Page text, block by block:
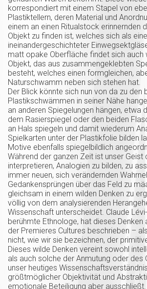
korrespondiert mit einem Stapel von
Plastiktellern, deren Material und
einem an einen Ritualstock erinnernden
Objekt zu finden ist, welches sich als
ineinandergeschichteter
matt opake Oberfläche findet sich auch
Objekt, das aus zusammengeklebten
besteht, welches einen formgleichen,
Naturschwamm neben sich stehen hat.
Der Blick könnte sich nun von da zu den
Plastikschwämmen in seiner Nähe
an anderen Spiegelungen hängen, etwa
dem Rasierspiegel oder den beiden
an Hals spiegeln und damit wiederum
Spielkarten unter der Plastikfolie bilden
Motive ebenfalls spiegelbildlich
Während der ganzen Zeit ist unser Geist
interpretieren, Analogien zu bilden, zu
immer neuen, sich verändernden
Gedankensprüngen über das Feld zu
gleichsam in einem wilden Denken zu
völlig von dem analysierenden
Wissenschaft unterscheidet. Claude
berühmte Ethnologe, hat dieses
der Premieres Cultures beschrieben –
nicht, wie wir sie bezeichnen, der
Dieses wilde Denken vereint sowohl
als auch solche der Anmutung oder des
unser heutiges
größtmöglicher Objektivität und
emotionale Beteiligung aber ausschließt.